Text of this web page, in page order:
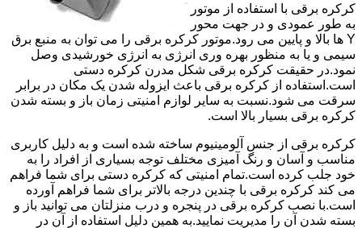
کرکره برقی با استفاده از موتور
به طور عمودی و در جهت محور
Y ها بالا و پایین می رود.موتور کرکره برقی را می توان به منبع برق
سیمی و یا به منظور بهره وری انرژی به انرژی خورشیدی وصل
نمود.در حقیقت کرکره برقی شکل مدرن کرکره دستی
است.استفاده از کرکره برقی باعث ایزوله شدن یک مکان در برابر
سرقت می شود.نسبت به سایر لوازم امنیتی زمان باز و بسته شدن
کرکره برقی بسیار بالا است.
کرکره برقی از جنس آلومینیوم ساخته شده است و به دلیل کاربری
مناسب و آسان و رنگ آمیزی مختلف توجه بسیاری از افراد را به
خود جلب کرده است.تمام امنیتی که کرکره دستی برای شما فراهم
می کند کرکره برقی با چندین درجه بالاتر برای شما فراهم آورده
است.با نصب کرکره برقی در پنجره و درب منزلتان می توانید باز و
بسته شدن آن را مدیریت نمایید.به همین دلیل استفاده از آن در